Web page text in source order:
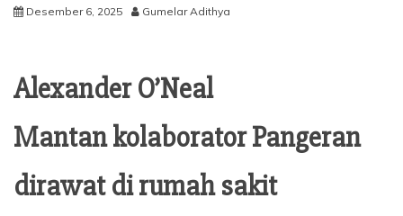
Desember 6, 2025 Gumelar Adithya
Alexander O’Neal
Mantan kolaborator Pangeran
dirawat di rumah sakit